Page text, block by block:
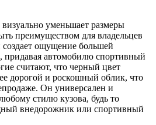
уменьшает размеры
преимуществом для владельцев
ощущение большей
придавая автомобилю спортивный
считают, что черный цвет
дорогой и роскошный облик, что
Он универсален и
стилю кузова, будь то
внедорожник или спортивный